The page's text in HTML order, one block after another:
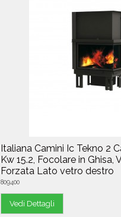
Italiana Camini Ic Tekno 2
Kw 15.2, Focolare in Ghisa,
Forzata Lato vetro destro
809400
Vedi Dettagli